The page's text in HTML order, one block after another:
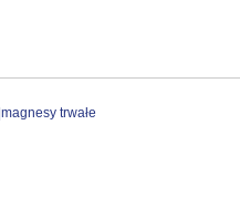
magnesy trwałe